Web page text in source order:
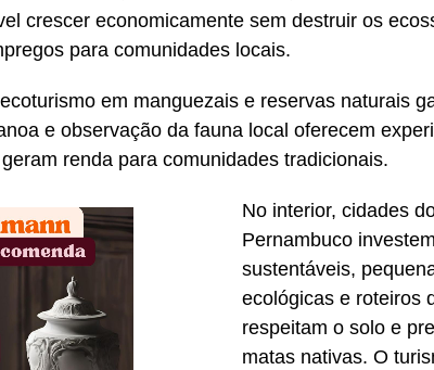
crescer economicamente sem destruir os
para comunidades locais.
em manguezais e reservas naturais
e observação da fauna local oferecem
renda para comunidades tradicionais.
No interior, cidades
Pernambuco
sustentáveis,
ecológicas e roteiros
respeitam o solo e
matas nativas. O